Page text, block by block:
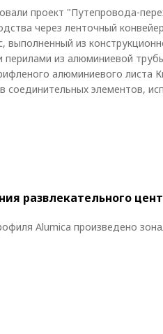
проект "Путепровода-
через ленточный
выполненный из
из алюминиевой
алюминиевого листа
элементов,
развлекательного
Alumica произведено